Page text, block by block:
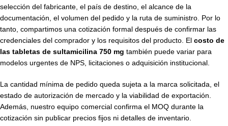
selección del fabricante, el país de destino, el alcance de la
documentación, el volumen del pedido y la ruta de suministro. Por lo
tanto, compartimos una cotización formal después de confirmar las
credenciales del comprador y los requisitos del producto. El costo de
las tabletas de sultamicilina 750 mg también puede variar para
modelos urgentes de NPS, licitaciones o adquisición institucional.
La cantidad mínima de pedido queda sujeta a la marca solicitada, el
estado de autorización de mercado y la viabilidad de exportación.
Además, nuestro equipo comercial confirma el MOQ durante la
cotización sin publicar precios fijos ni detalles de inventario.